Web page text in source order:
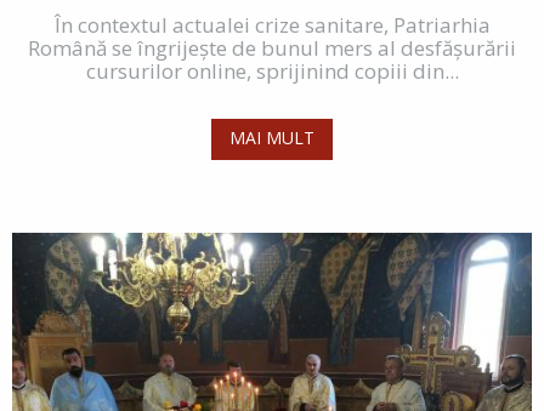
În contextul actualei crize sanitare, Patriarhia
Română se îngrijește de bunul mers al desfășurării
cursurilor online, sprijinind copiii din...
MAI MULT